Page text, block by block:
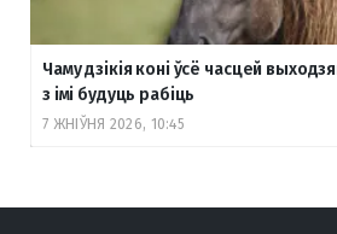
Чаму дзікія коні ўсё часцей
з імі будуць рабіць
7 ЖНІЎНЯ 2026, 10:45